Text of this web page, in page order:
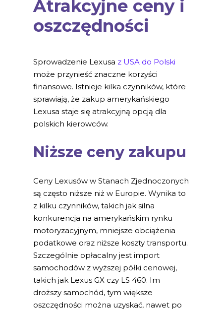
Atrakcyjne ceny i
oszczędności
Sprowadzenie Lexusa z USA do Polski
może przynieść znaczne korzyści
finansowe. Istnieje kilka czynników, które
sprawiają, że zakup amerykańskiego
Lexusa staje się atrakcyjną opcją dla
polskich kierowców.
Niższe ceny zakupu
Ceny Lexusów w Stanach Zjednoczonych
są często niższe niż w Europie. Wynika to
z kilku czynników, takich jak silna
konkurencja na amerykańskim rynku
motoryzacyjnym, mniejsze obciążenia
podatkowe oraz niższe koszty transportu.
Szczególnie opłacalny jest import
samochodów z wyższej półki cenowej,
takich jak Lexus GX czy LS 460. Im
droższy samochód, tym większe
oszczędności można uzyskać, nawet po